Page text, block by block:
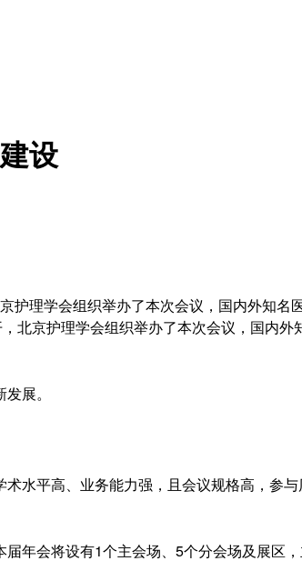
设
护理学会组织举办了本次会议，国内外知名
北京护理学会组织举办了本次会议，国内外
展。
水平高、业务能力强，且会议规格高，参
年会将设有1个主会场、5个分会场及展区